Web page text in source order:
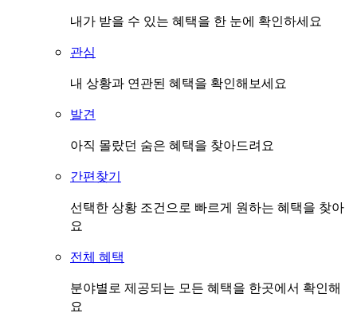
내가 받을 수 있는 혜택을 한 눈에 확인하세요
관심
내 상황과 연관된 혜택을 확인해보세요
발견
아직 몰랐던 숨은 혜택을 찾아드려요
간편찾기
선택한 상황 조건으로 빠르게 원하는 혜택을 찾아
요
전체 혜택
분야별로 제공되는 모든 혜택을 한곳에서 확인해
요